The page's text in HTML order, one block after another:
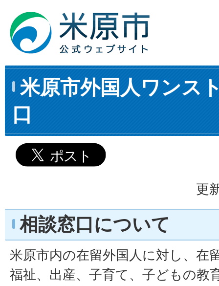
米原市外国人ワンス
口
更
相談窓口について
米原市内の在留外国人に対し、在
福祉、出産、子育て、子どもの教